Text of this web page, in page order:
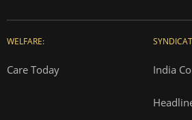
WELFARE:
Care Today India